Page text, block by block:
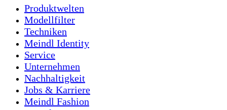
Produktwelten
Modellfilter
Techniken
Meindl Identity
Service
Unternehmen
Nachhaltigkeit
Jobs & Karriere
Meindl Fashion